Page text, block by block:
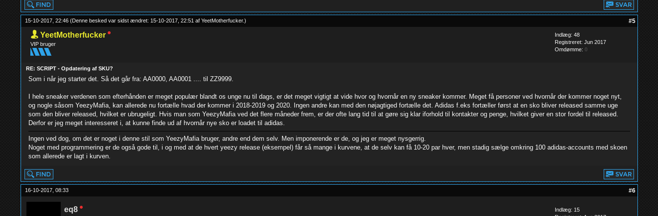
15-10-2017, 22:46 (Denne besked var sidst ændret: 15-10-2017, 22:51 af YeetMotherfucker.) #5
YeetMotherfucker
VIP bruger
Indlæg: 48
Registreret: Jun 2017
Omdømme: 0
RE: SCRIPT - Opdatering af SKU?
Som i når jeg starter det. Så det går fra: AA0000, AA0001 .... til ZZ9999.
I hele sneaker verdenen som efterhånden er meget populær blandt os unge nu til dags, er det meget vigtigt at vide hvor og hvornår en ny sneaker kommer. Meget få personer ved hvornår der kommer noget nyt,
og nogle såsom YeezyMafia, kan allerede nu fortælle hvad der kommer i 2018-2019 og 2020. Ingen andre kan med den nøjagtiged fortælle det. Adidas f.eks fortæller først at en sko bliver released samme uge
som den bliver released, hvilket er ubrugeligt. Hvis man som YeezyMafia ved det flere måneder frem, er der ofte lang tid til at gøre sig klar iforhold til kontakter og penge, hvilket giver en stor fordel til released.
Derfor er jeg meget interesseret i, at kunne finde ud af hvornår nye sko er loadet til adidas.
Ingen ved dog, om det er noget i denne stil som YeezyMafia bruger, andre end dem selv. Men imponerende er de, og jeg er meget nysgerrig.
Noget med programmering er de også gode til, i og med at de hvert yeezy release (eksempel) får så mange i kurvene, at de selv kan få 10-20 par hver, men stadig sælge omkring 100 adidas-accounts med skoen
som allerede er lagt i kurven.
16-10-2017, 08:33 #6
eq8
Indlæg: 15